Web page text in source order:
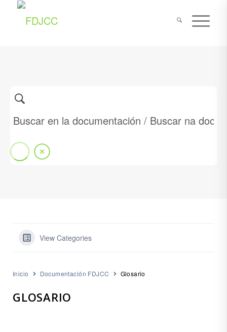
View Categories
Inicio Documentación FDJCC Glosario
GLOSARIO